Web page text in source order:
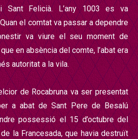
Sant Felicià. L’any 1003 es va
el comtat va passar a dependre
va viure el seu moment de
en absència del comte, l’abat era
és autoritat a la vila.
de Rocabruna va ser presentat
a abat de Sant Pere de Besalú
possessió el 15 d’octubre del
la Francesada, que havia destruït